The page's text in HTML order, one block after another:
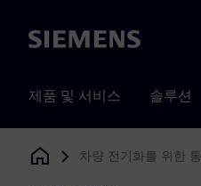
Siemens
제품 및 서비스 솔루션
Siemens Digital Industries
차량 전기화를 위한